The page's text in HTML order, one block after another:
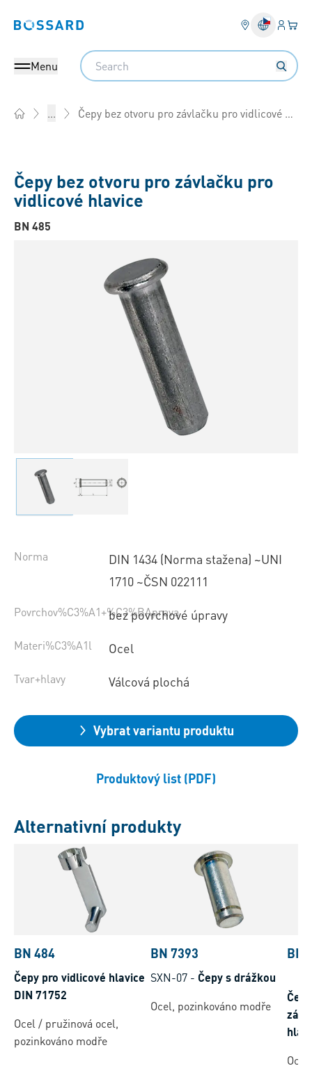
Bossard homepage Váš
Menu
Search
... Čepy bez otvoru pro závlačku pro vidlicové hlavice
Čepy bez otvoru pro závlačku pro
vidlicové hlavice
BN 485
Norma
DIN 1434 (Norma stažena) ~UNI
1710 ~ČSN 022111
Povrchov%C3%A1+%C3%BAprava
bez povrchové úpravy
Materi%C3%A1l Ocel
Tvar+hlavy Válcová plochá
Vybrat variantu produktu
Produktový list (PDF)
Alternativní produkty
BN 484
Čepy pro vidlicové hlavice
DIN 71752
Ocel / pružinová ocel,
pozinkováno modře
BN 7393
SXN-07 - Čepy s drážkou
Ocel, pozinkováno modře
BN